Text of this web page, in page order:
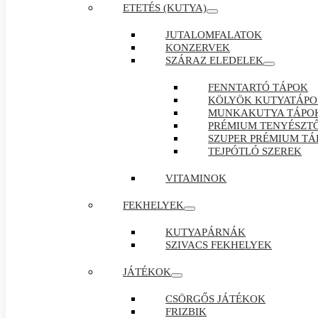
ETETÉS (KUTYA)
JUTALOMFALATOK
KONZERVEK
SZÁRAZ ELEDELEK
FENNTARTÓ TÁPOK
KÖLYÖK
MUNKAKUTYA
PRÉMIUM
SZUPER PRÉMIUM
TEJPÓTLÓ SZEREK
VITAMINOK
FEKHELYEK
KUTYAPÁRNÁK
SZIVACS FEKHELYEK
JÁTÉKOK
CSÖRGŐS JÁTÉKOK
FRIZBIK